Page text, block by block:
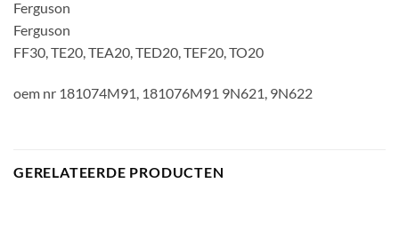
Ferguson
Ferguson
FF30, TE20, TEA20, TED20, TEF20, TO20
oem nr 181074M91, 181076M91 9N621, 9N622
GERELATEERDE PRODUCTEN